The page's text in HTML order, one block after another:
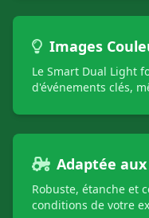
Images
Le Smart Dual Light
d'événements clés,
Adaptée
Robuste, étanche et
conditions de votre